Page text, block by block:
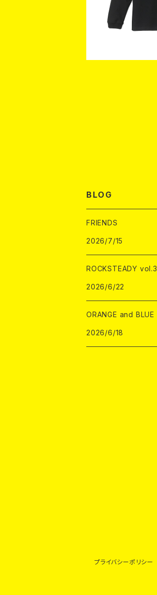
BLOG
FRIENDS
2026/7/15
ROCKSTEADY vol.3
2026/6/22
ORANGE and BLUE
2026/6/18
プライバシーポリシー